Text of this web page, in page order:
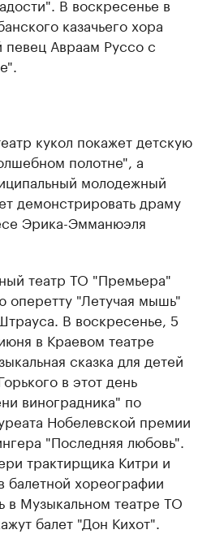
В воскресенье в
казачьего хора
певец Авраам Руссо с
кукол покажет детскую
полотне", а
молодежный
демонстрировать драму
Эрика-Эмманюэля
театр ТО "Премьера"
оперетту "Летучая мышь"
В воскресенье, 5
в Краевом театре
сказка для детей
в этот день
виноградника" по
Нобелевской премии
"Последняя любовь".
трактирщика Китри и
балетной хореографии
в Музыкальном театре ТО
балет "Дон Кихот".